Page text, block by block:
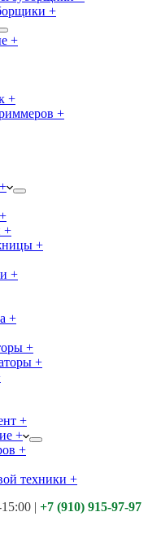
+
+
+
+
+
+
+
+
+
+
+
+
+
техники +
| +7 (910) 915-97-97